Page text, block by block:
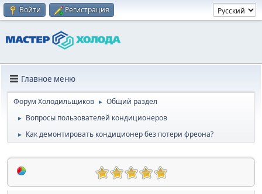
Войти Регистрация
Главное меню
Форум Холодильщиков ► Общий раздел
► Вопросы пользователей кондиционеров
► Как демонтировать кондиционер без потери фреона?